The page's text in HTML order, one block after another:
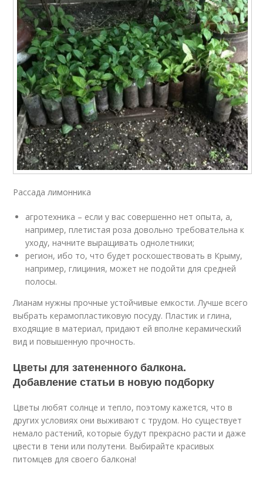
Рассада лимонника
агротехника – если у вас совершенно нет опыта, а,
например, плетистая роза довольно требовательна к
уходу, начните выращивать однолетники;
регион, ибо то, что будет роскошествовать в Крыму,
например, глициния, может не подойти для средней
полосы.
Лианам нужны прочные устойчивые емкости. Лучше всего
выбрать керамопластиковую посуду. Пластик и глина,
входящие в материал, придают ей вполне керамический
вид и повышенную прочность.
Цветы для затененного балкона.
Добавление статьи в новую подборку
Цветы любят солнце и тепло, поэтому кажется, что в
других условиях они выживают с трудом. Но существует
немало растений, которые будут прекрасно расти и даже
цвести в тени или полутени. Выбирайте красивых
питомцев для своего балкона!